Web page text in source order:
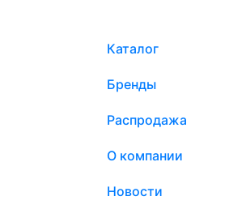
Каталог
Бренды
Распродажа
О компании
Новости